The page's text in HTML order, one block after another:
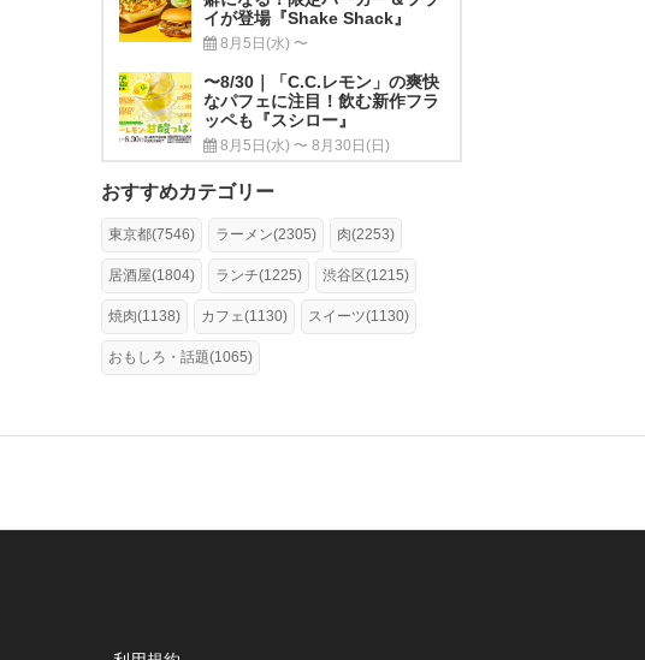
イが登場『Shake Shack』
8月5日(水) 〜
〜8/30｜「C.C.レモン」の爽快
なパフェに注目！飲む新作フラ
ッペも『スシロー』
8月5日(水) 〜 8月30日(日)
おすすめカテゴリー
東京都(7546) ラーメン(2305) 肉(2253)
居酒屋(1804) ランチ(1225) 渋谷区(1215)
焼肉(1138) カフェ(1130) スイーツ(1130)
おもしろ・話題(1065)